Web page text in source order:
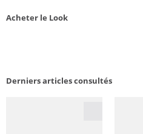
Acheter le Look
Derniers articles consultés